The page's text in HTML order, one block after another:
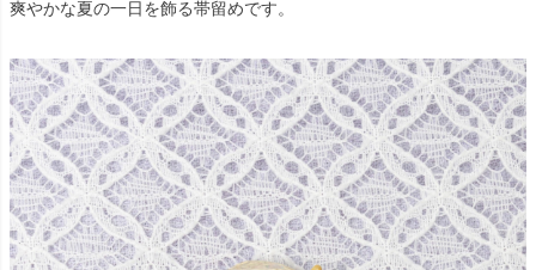
爽やかな夏の一日を飾る帯留めです。